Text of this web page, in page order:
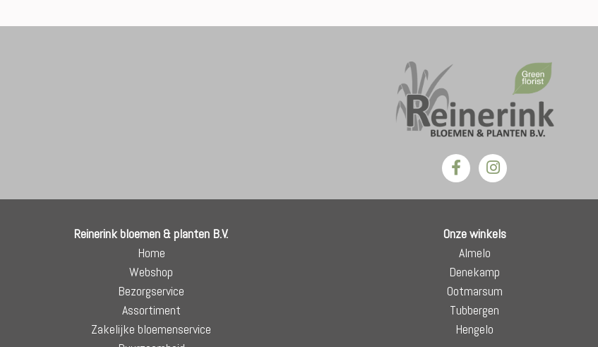
Reinerink bloemen & planten B.V.
Home
Webshop
Bezorgservice
Assortiment
Zakelijke bloemenservice
Onze winkels
Almelo
Denekamp
Ootmarsum
Tubbergen
Hengelo